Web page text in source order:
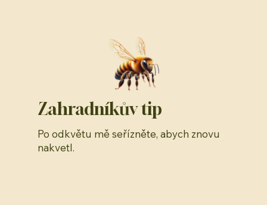
Zahradníkův tip
Po odkvětu mě seřízněte, abych znovu
nakvetl.